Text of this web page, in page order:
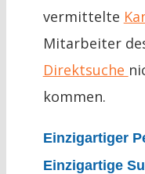
vermittelte
Mitarbeiter
Direktsuche
kommen.
Einzigartiger
Einzigartige